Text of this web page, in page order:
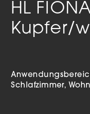
HL
Kupfer/
Schlafzimmer